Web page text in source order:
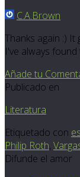
C.A.Brown
Thanks again :)
I've always
Añade tu
Publicado en
Literatura
Etiquetado con
Philip Roth,
Difunde el amor